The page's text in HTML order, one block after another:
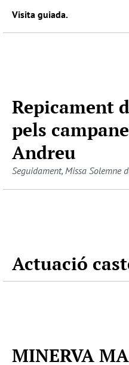
Visita guiada.
Repicament
pels
Andreu
Seguidament, Missa Solemne
Actuació
MINERVA